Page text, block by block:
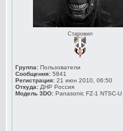
Старожил
Группа: Пользователи
Сообщения: 5841
Регистрация: 21 июн 2010, 06:50
Откуда: ДНР Россия
Модель 3DO: Panasonic FZ-1 NTSC-U